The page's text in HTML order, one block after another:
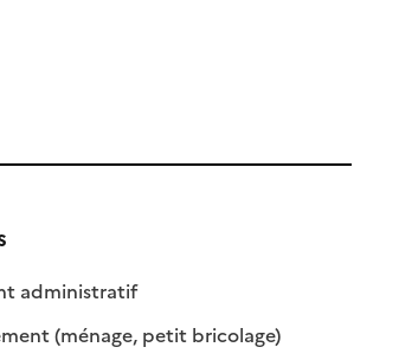
administratif: disponible
: non disponible
(ménage, petit bricolage): disponible
: non disponible